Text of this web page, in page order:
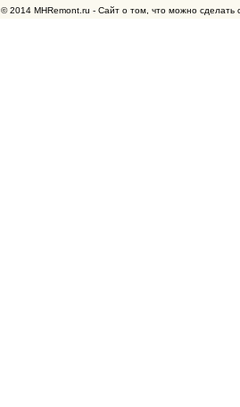
© 2014 MHRemont.ru - Сайт о том, что можно сделать